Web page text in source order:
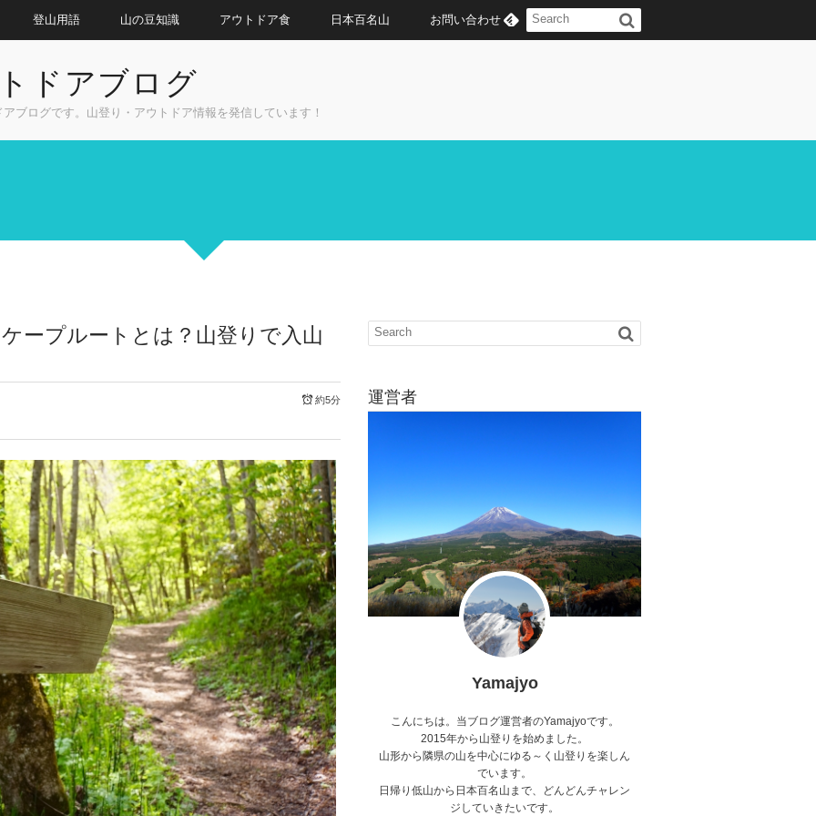
登山用語 山の豆知識 アウトドア食 日本百名山 お問い合わせ
ドアブログ
ブログです。山登り・アウトドア情報を発信しています！
ープルートとは？山登りで入山
約5分 運営者
Yamajyo
こんにちは。当ブログ運営者のYamajyoです。
2015年から山登りを始めました。
山形から隣県の山を中心にゆる～く山登りを楽しん
でいます。
日帰り低山から日本百名山まで、どんどんチャレン
ジしていきたいです。